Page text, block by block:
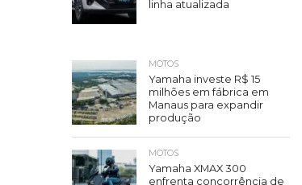
linha atualizada
MOTOS
Yamaha investe R$ 15
milhões em fábrica em
Manaus para expandir
produção
MOTOS
Yamaha XMAX 300
enfrenta concorrência de